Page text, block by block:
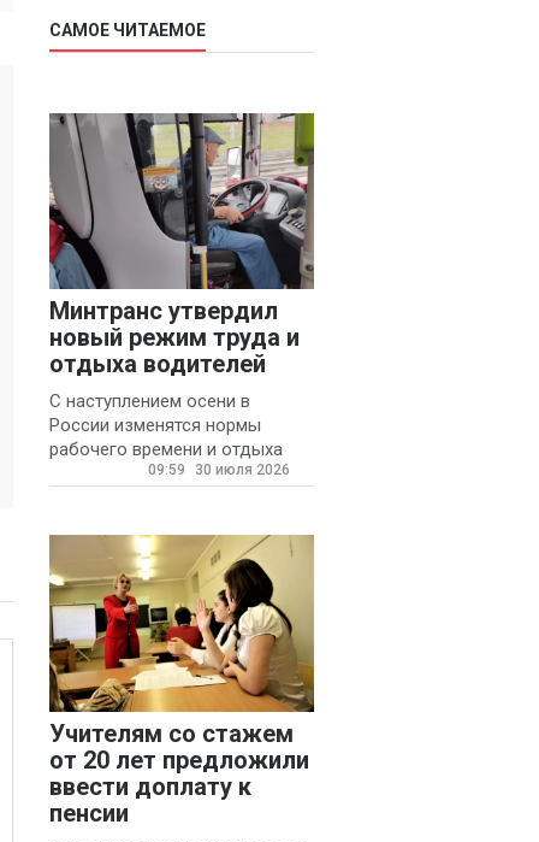
САМОЕ ЧИТАЕМОЕ
Минтранс утвердил
новый режим труда и
отдыха водителей
С наступлением осени в
России изменятся нормы
рабочего времени и отдыха
для автомобилистов.
09:59 30 июля 2026
Учителям со стажем
от 20 лет предложили
ввести доплату к
пенсии